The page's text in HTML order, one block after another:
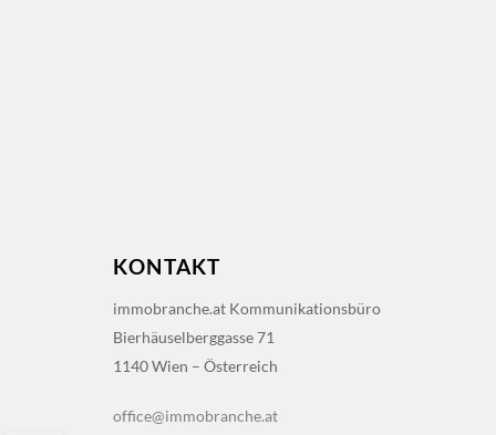
KONTAKT
immobranche.at Kommunikationsbüro
Bierhäuselberggasse 71
1140 Wien – Österreich
office@immobranche.at